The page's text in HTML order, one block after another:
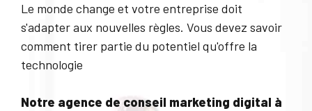
Le monde change et votre entreprise doit
s'adapter aux nouvelles règles. Vous devez savoir
comment tirer partie du potentiel qu'offre la
technologie
Notre agence de conseil marketing digital à